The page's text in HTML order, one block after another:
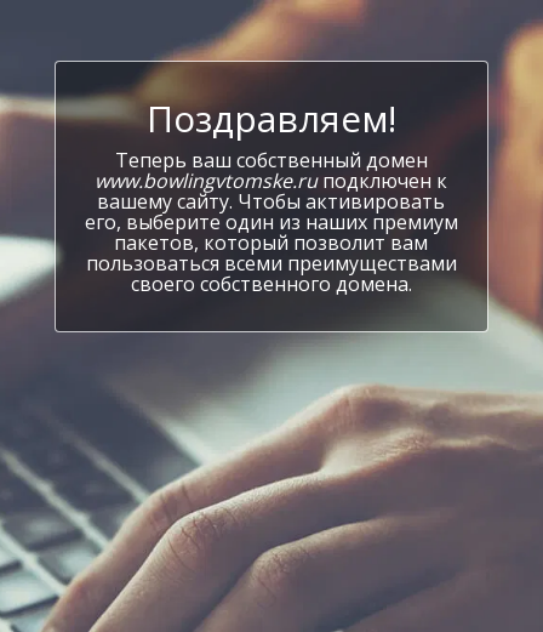
Поздравляем!
Теперь ваш собственный домен
www.bowlingvtomske.ruподключен к
вашему сайту. Чтобы активировать
его, выберите один из наших премиум
пакетов, который позволит вам
пользоваться всеми преимуществами
своего собственного домена.